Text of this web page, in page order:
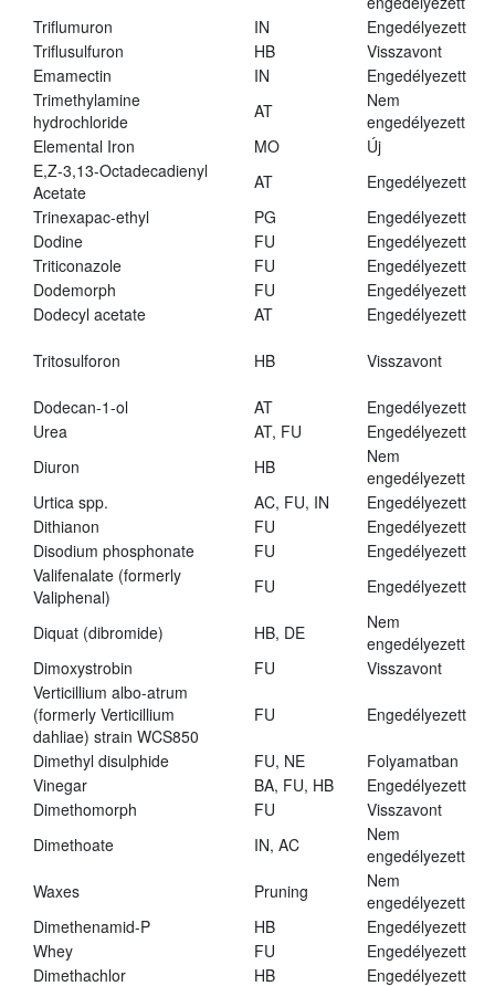
Triflumuron
IN
Engedélyezett
Triflusulfuron
HB
Visszavont
Emamectin
IN
Engedélyezett
Trimethylamine
hydrochloride
AT
Nem
engedélyezett
Elemental Iron
MO
Új
E,Z-3,13-Octadecadienyl
Acetate
AT
Engedélyezett
Trinexapac-ethyl
PG
Engedélyezett
Dodine
FU
Engedélyezett
Triticonazole
FU
Engedélyezett
Dodemorph
FU
Engedélyezett
Dodecyl acetate
AT Engedélyezett
Tritosulforon HB Visszavont
Dodecan-1-ol AT
Engedélyezett
Urea
AT, FU
Engedélyezett
Diuron
HB
Nem
engedélyezett
Urtica spp.
AC, FU, IN
Engedélyezett
Dithianon
FU
Engedélyezett
Disodium phosphonate
FU
Engedélyezett
Valifenalate (formerly
Valiphenal)
FU Engedélyezett
Diquat (dibromide) HB, DE
Nem
engedélyezett
Dimoxystrobin
FU
Visszavont
Verticillium albo-atrum
(formerly Verticillium
dahliae) strain WCS850
FU Engedélyezett
Dimethyl disulphide FU, NE
Folyamatban
Vinegar
BA, FU, HB
Engedélyezett
Dimethomorph
FU
Visszavont
Dimethoate
IN, AC
Nem
engedélyezett
Waxes
Pruning
Nem
engedélyezett
Dimethenamid-P
HB
Engedélyezett
Whey
FU
Engedélyezett
Dimethachlor
HB Engedélyezett